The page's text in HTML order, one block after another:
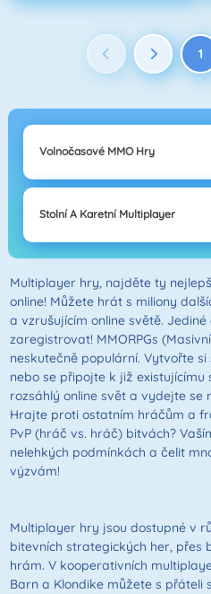
1
Volnočasové MMO Hry
Stolní A Karetní Multiplayer
Multiplayer hry, najděte ty
online! Můžete hrát s miliony
a vzrušujícím online světě.
zaregistrovat! MMORPGs
neskutečně populární. Vytvořte
nebo se připojte k již
rozsáhlý online svět a vydejte se
Hrajte proti ostatním hráčům a
PvP (hráč vs. hráč) bitvách?
nelehkých podmínkách a čelit
výzvám!
Multiplayer hry jsou dostupné v
bitevních strategických her, přes
hrám. V kooperativních
Barn a Klondike můžete s